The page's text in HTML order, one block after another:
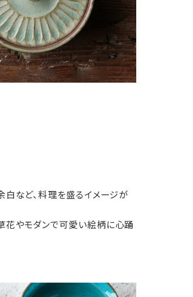
など、料理を盛るイメージが
花やモダンで可愛い絵柄に心踊